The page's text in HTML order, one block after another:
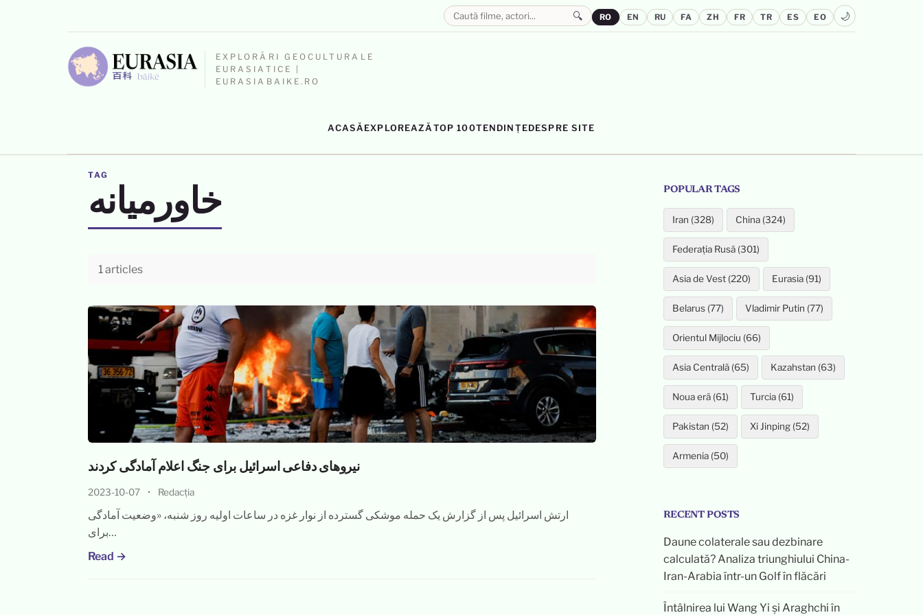
EXPLORĂRI GEOCULTURALE
EURASIATICE |
EURASIABAIKE.RO
ACASĂ EXPLOREAZĂ TOP 100TENDINȚEDESPRE SITE
🔍 RO EN RU FA ZH FR TR ES EO 🌙
TAG
خاورمیانه
1 articles
نیروهای دفاعی اسرائیل برای جنگ اعلام آمادگی کردند
2023-10-07 • Redacția
ارتش اسرائیل پس از گزارش یک حمله موشکی گسترده از نوار غزه در ساعات اولیه روز شنبه، «وضعیت آمادگی
برای…
Read →
POPULAR TAGS
Iran (328) China (324)
Federația Rusă (301)
Asia de Vest (220) Eurasia (91)
Belarus (77) Vladimir Putin (77)
Orientul Mijlociu (66)
Asia Centrală (65) Kazahstan (63)
Noua eră (61) Turcia (61)
Pakistan (52) Xi Jinping (52)
Armenia (50)
RECENT POSTS
Daune colaterale sau dezbinare
calculată? Analiza triunghiului China-
Iran-Arabia într-un Golf în flăcări
Întâlnirea lui Wang Yi și Araghchi în